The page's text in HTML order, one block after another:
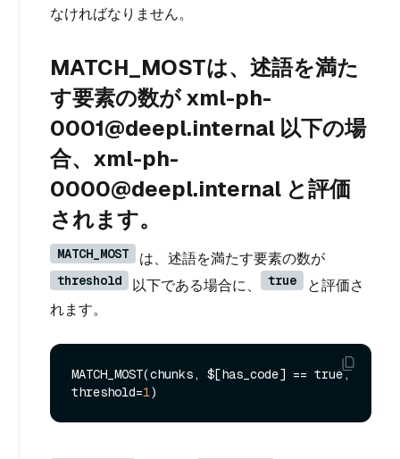
なければなりません。
MATCH_MOSTは、述語を満た
す要素の数が xml-ph-
0001@deepl.internal 以下の場
合、xml-ph-
0000@deepl.internal と評価
されます。
MATCH_MOST は、述語を満たす要素の数が
threshold 以下である場合に、 true
と評価さ
れます。
MATCH_MOST(chunks, $[has_code] == true,
threshold=1